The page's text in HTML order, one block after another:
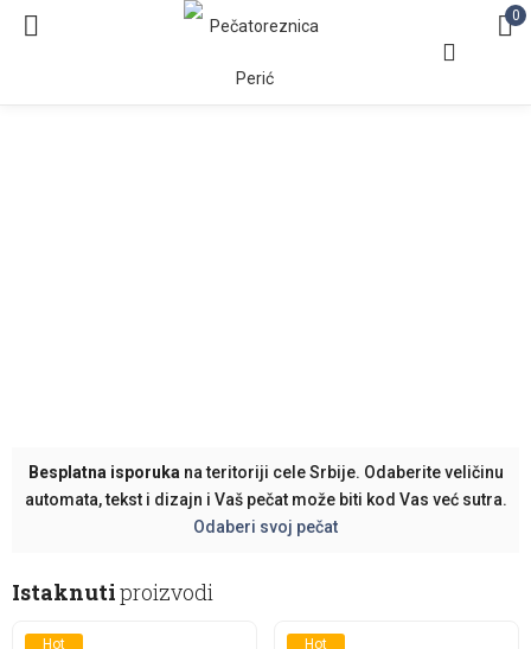
0
Besplatna isporuka na teritoriji cele Srbije. Odaberite veličinu
automata, tekst i dizajn i Vaš pečat može biti kod Vas već sutra.
Odaberi svoj pečat
Istaknutiproizvodi
Hot Hot